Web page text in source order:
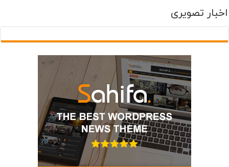
اخبار تصویری